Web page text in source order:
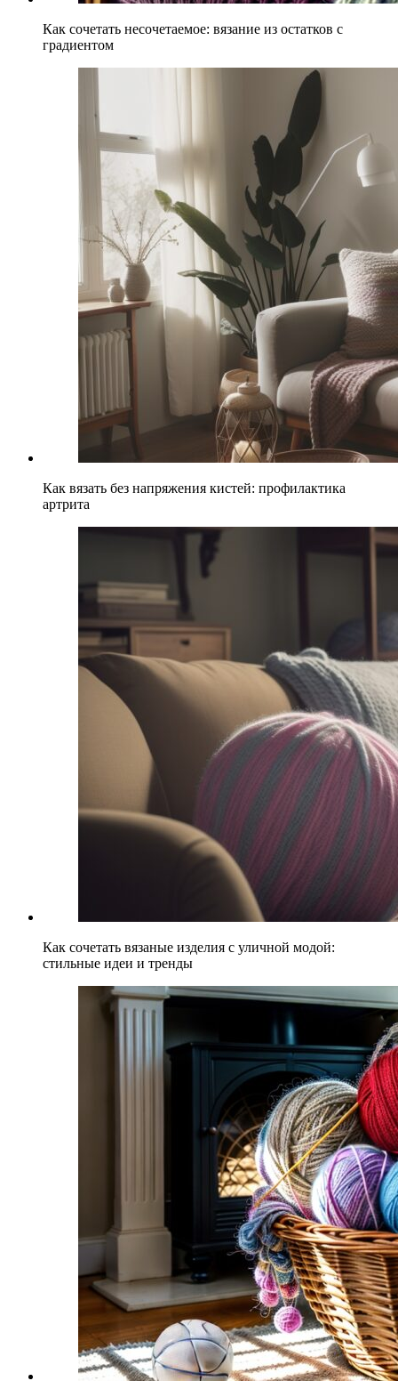
Как сочетать несочетаемое: вязание из остатков с
градиентом
Как вязать без напряжения кистей: профилактика
артрита
Как сочетать вязаные изделия с уличной модой:
стильные идеи и тренды